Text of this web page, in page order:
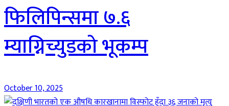
फिलिपिन्समा ७.६
म्याग्निच्युडको भूकम्प
October 10, 2025